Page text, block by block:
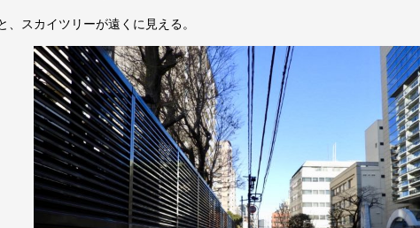
、スカイツリーが遠くに見える。